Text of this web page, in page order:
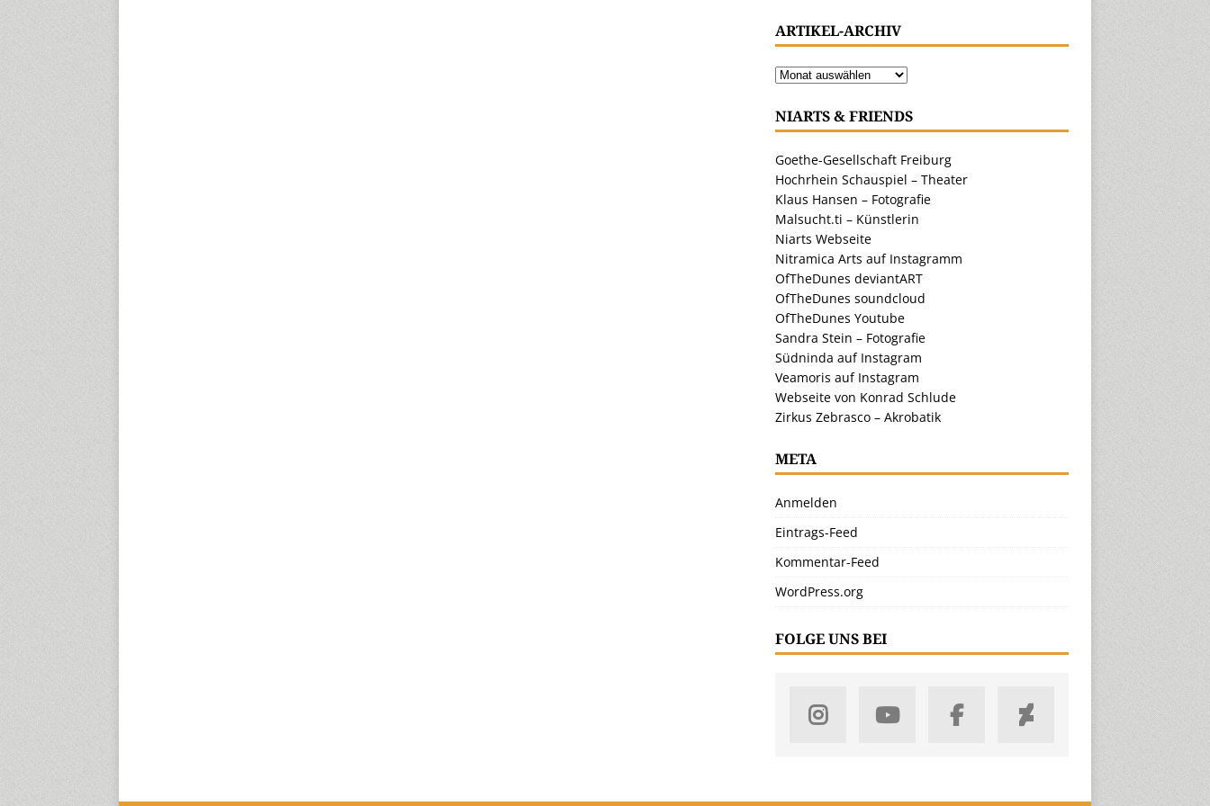
ARTIKEL-ARCHIV
NIARTS & FRIENDS
Goethe-Gesellschaft Freiburg
Hochrhein Schauspiel – Theater
Klaus Hansen – Fotografie
Malsucht.ti – Künstlerin
Niarts Webseite
Nitramica Arts auf Instagramm
OfTheDunes deviantART
OfTheDunes soundcloud
OfTheDunes Youtube
Sandra Stein – Fotografie
Südninda auf Instagram
Veamoris auf Instagram
Webseite von Konrad Schlude
Zirkus Zebrasco – Akrobatik
META
Anmelden
Eintrags-Feed
Kommentar-Feed
WordPress.org
FOLGE UNS BEI